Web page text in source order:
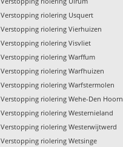
Verstopping riolering Usquert
Verstopping riolering Vierhuizen
Verstopping riolering Visvliet
Verstopping riolering Warffum
Verstopping riolering Warfhuizen
Verstopping riolering Warfstermolen
Verstopping riolering Wehe-Den Hoorn
Verstopping riolering Westernieland
Verstopping riolering Westerwijtwerd
Verstopping riolering Wetsinge